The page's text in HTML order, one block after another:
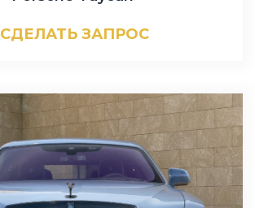
СДЕЛАТЬ ЗАПРОС